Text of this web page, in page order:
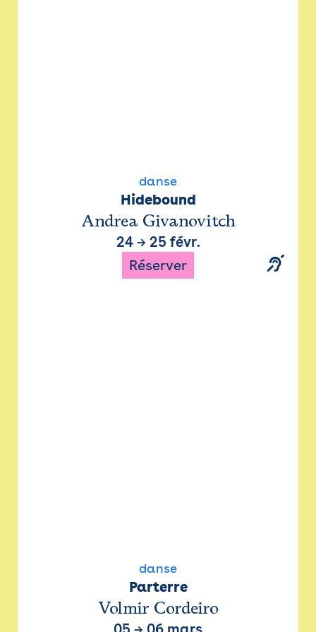
danse
Hidebound
Andrea Givanovitch
24→ 25 févr.
Réserver
danse
Parterre
Volmir Cordeiro